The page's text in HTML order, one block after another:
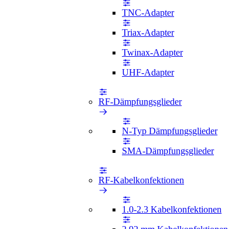
TNC-Adapter
Triax-Adapter
Twinax-Adapter
UHF-Adapter
RF-Dämpfungsglieder
N-Typ Dämpfungsglieder
SMA-Dämpfungsglieder
RF-Kabelkonfektionen
1.0-2.3 Kabelkonfektionen